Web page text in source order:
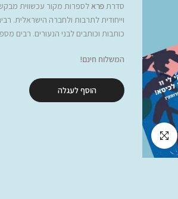
לחץ להגדלה
סדרתפראלספרות מקור עכשווית
וייחודית לתרבות ולחברה הישראלית.
כותבות וכותבים לבני הנעורים. רבים
המשלוח חינם!
הוסף לעגלה